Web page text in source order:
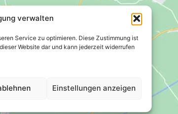
verwalten
Service zu optimieren. Diese Zustimmung ist
Website dar und kann jederzeit widerrufen
Einstellungen anzeigen